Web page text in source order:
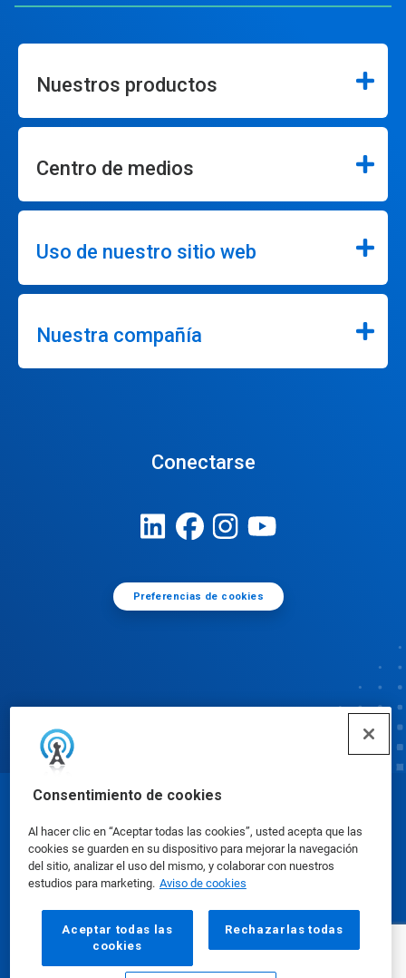
Consentimiento de cookies
Al hacer clic en “Aceptar todas las cookies”, usted acepta que las
cookies se guarden en su dispositivo para mejorar la navegación
del sitio, analizar el uso del mismo, y colaborar con nuestros
estudios para marketing. Aviso de cookies
Aceptar todas las
cookies
Rechazarlas todas
Nuestros productos
Centro de medios
Uso de nuestro sitio web
Nuestra compañía
Conectarse
Preferencias de cookies
Hojas de datos sobre seguridad|Política de
privacidad|Términos de uso